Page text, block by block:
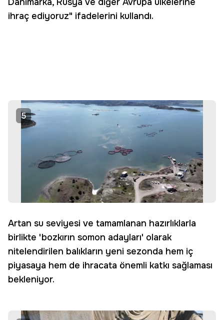
ihraç ediyoruz" ifadelerini kullandı.
5
Artan su seviyesi ve tamamlanan hazırlıklarla
birlikte 'bozkırın somon adayları' olarak
nitelendirilen balıkların yeni sezonda hem iç
piyasaya hem de ihracata önemli katkı sağlaması
bekleniyor.